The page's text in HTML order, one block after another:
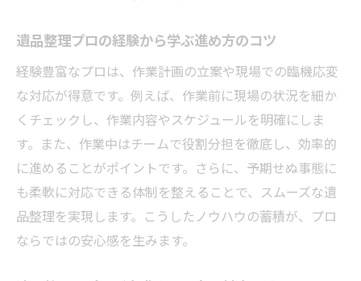
遺品整理プロの経験から学ぶ進め方のコツ
経験豊富なプロは、作業計画の立案や現場での臨機応変
な対応が得意です。例えば、作業前に現場の状況を細か
くチェックし、作業内容やスケジュールを明確にしま
す。また、作業中はチームで役割分担を徹底し、効率的
に進めることがポイントです。さらに、予期せぬ事態に
も柔軟に対応できる体制を整えることで、スムーズな遺
品整理を実現します。こうしたノウハウの蓄積が、プロ
ならではの安心感を生みます。